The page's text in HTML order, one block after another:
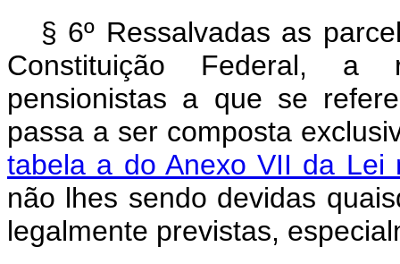
§ 6º Ressalvadas as
Constituição Federal, a
pensionistas a que se
passa a ser composta
tabela a do Anexo VII da
não lhes sendo devidas
legalmente previstas,